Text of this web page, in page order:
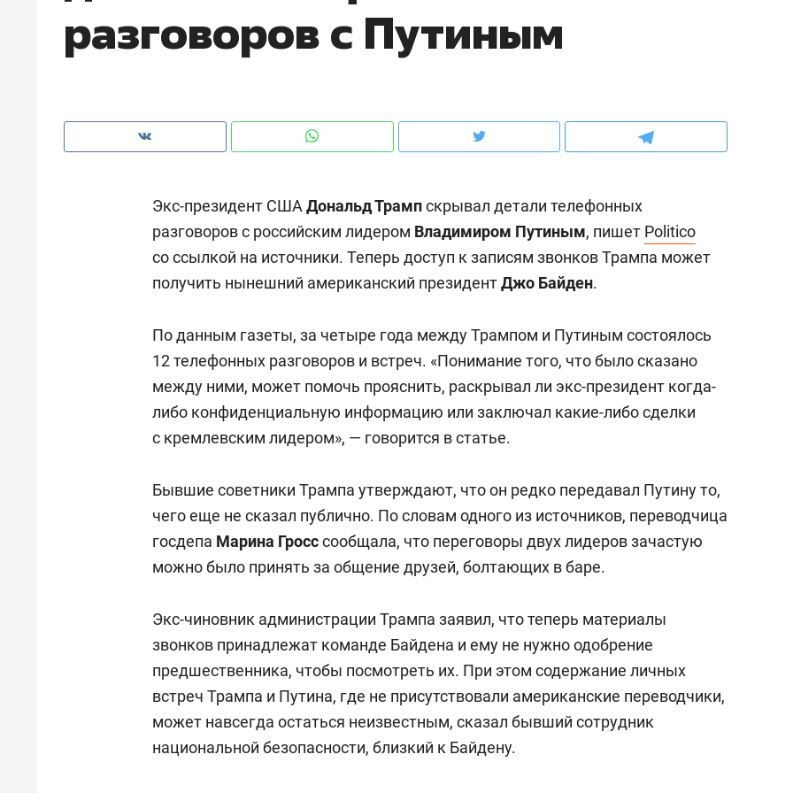
разговоров с Путиным
Экс-президент США Дональд Трампскрывал детали телефонных
разговоров с российским лидером Владимиром Путиным, пишет Politico
со ссылкой на источники. Теперь доступ к записям звонков Трампа может
получить нынешний американский президентДжо Байден.
По данным газеты, за четыре года между Трампом и Путиным состоялось
12 телефонных разговоров и встреч. «Понимание того, что было сказано
между ними, может помочь прояснить, раскрывал ли экс-президент когда-
либо конфиденциальную информацию или заключал какие-либо сделки
с кремлевским лидером», — говорится в статье.
Бывшие советники Трампа утверждают, что он редко передавал Путину то,
чего еще не сказал публично. По словам одного из источников, переводчица
госдепа Марина Гросссообщала, что переговоры двух лидеров зачастую
можно было принять за общение друзей, болтающих в баре.
Экс-чиновник администрации Трампа заявил, что теперь материалы
звонков принадлежат команде Байдена и ему не нужно одобрение
предшественника, чтобы посмотреть их. При этом содержание личных
встреч Трампа и Путина, где не присутствовали американские переводчики,
может навсегда остаться неизвестным, сказал бывший сотрудник
национальной безопасности, близкий к Байдену.
чем интересен Оман?
Дизайнер-прораб Наталья
Наседкина: «Ремонт вместе
с мебелью за 2 миллиона –
для меня это челлендж!»
Как выжить ребенку без
гаджета и научить его
самостоятельности за 18
дней
«Если меня не услышат
с минбара – буду
с вершины горы»